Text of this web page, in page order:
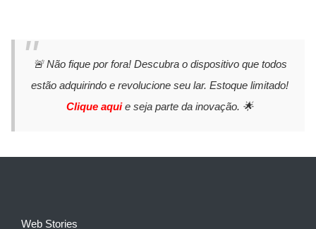
🚨 Não fique por fora! Descubra o dispositivo que todos
estão adquirindo e revolucione seu lar. Estoque limitado!
Clique aquie seja parte da inovação. 🌟
Web Stories